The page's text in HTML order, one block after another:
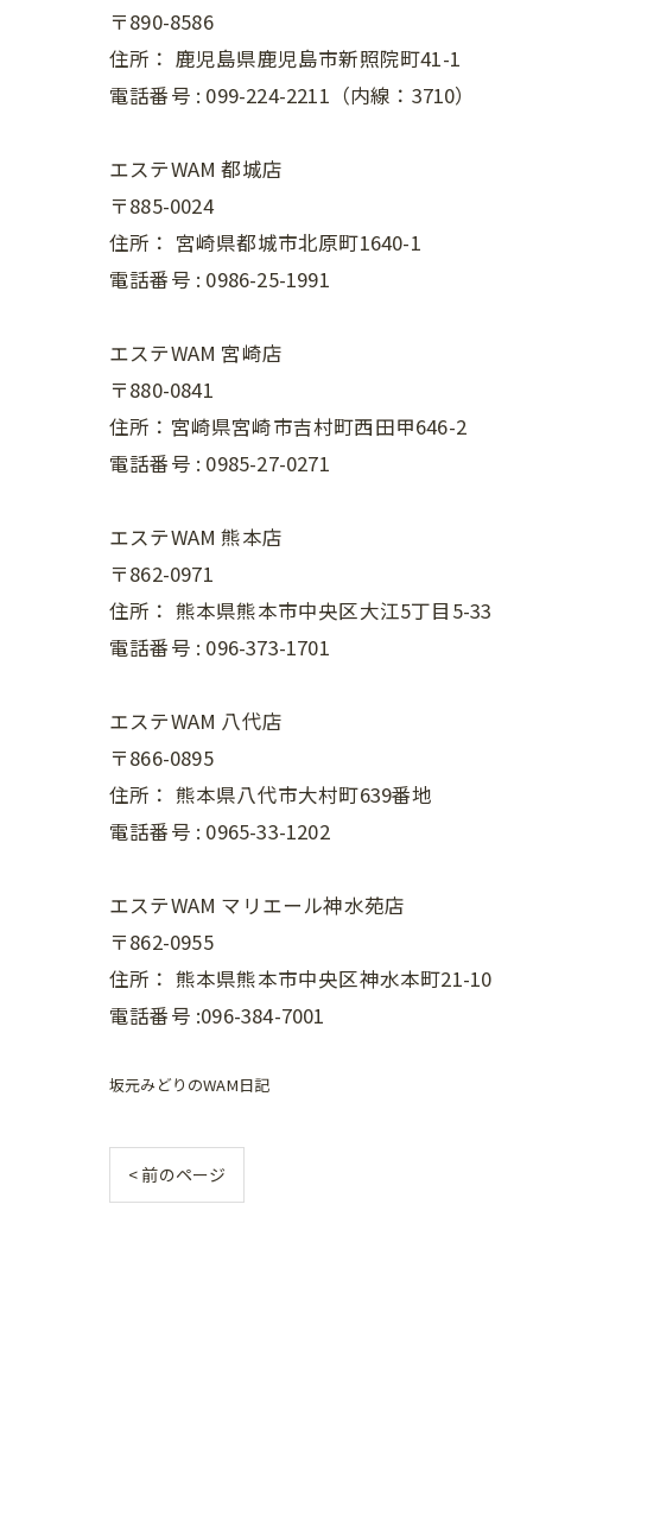
〒890-8586
住所： 鹿児島県鹿児島市新照院町41-1
電話番号 : 099-224-2211（内線：3710）
エステWAM 都城店
〒885-0024
住所： 宮崎県都城市北原町1640-1
電話番号 : 0986-25-1991
エステWAM 宮崎店
〒880-0841
住所：宮崎県宮崎市吉村町西田甲646-2
電話番号 : 0985-27-0271
エステWAM 熊本店
〒862-0971
住所： 熊本県熊本市中央区大江5丁目5-33
電話番号 : 096-373-1701
エステWAM 八代店
〒866-0895
住所： 熊本県八代市大村町639番地
電話番号 : 0965-33-1202
エステWAM マリエール神水苑店
〒862-0955
住所： 熊本県熊本市中央区神水本町21-10
電話番号 :096-384-7001
坂元みどりのWAM日記
< 前のページ